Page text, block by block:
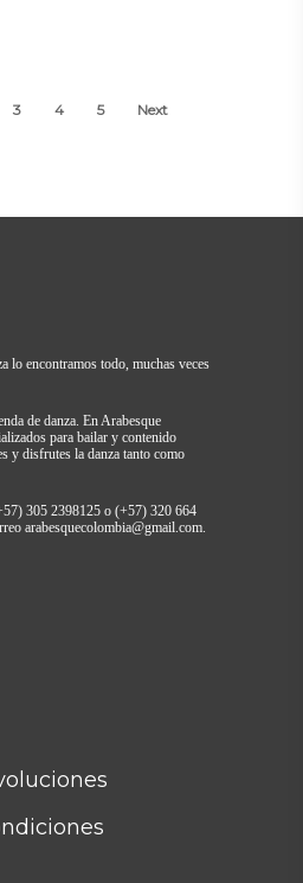
3 4 5 Next
lo encontramos todo, muchas veces
de danza. En Arabesque
para bailar y contenido
y disfrutes la danza tanto como
305 2398125 o (+57) 320 664
arabesquecolombia@gmail.com.